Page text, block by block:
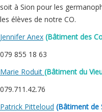
soit à Sion pour les
les élèves de notre CO.
Jennifer Anex (Bâtiment des
079 855 18 63
Marie Roduit (Bâtiment du
079.711.42.76
Patrick Pitteloud (Bâtiment de